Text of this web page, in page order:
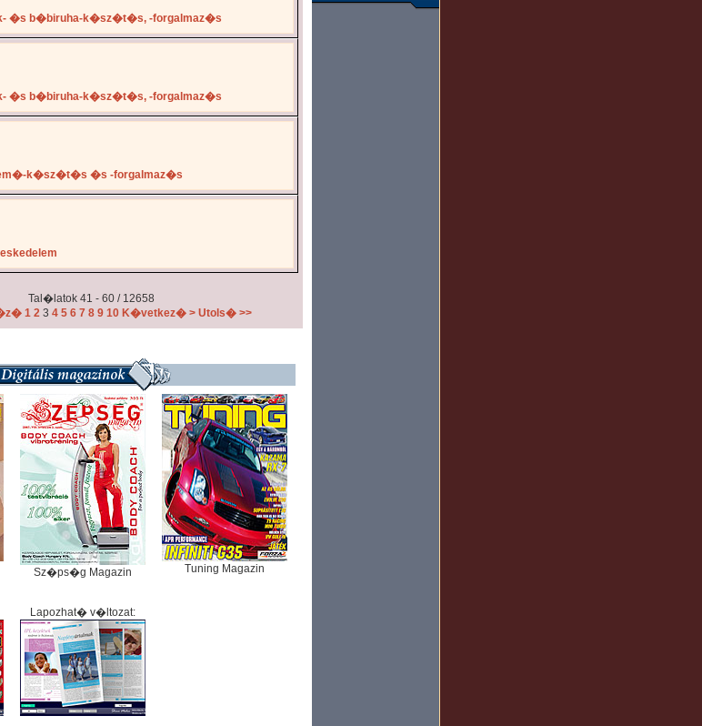
�s b�biruha-k�sz�t�s, -forgalmaz�s
�s b�biruha-k�sz�t�s, -forgalmaz�s
k�sz�t�s �s -forgalmaz�s
Tal�latok 41 - 60 / 12658
1 2 3 4 5 6 7 8 9 10 K�vetkez� > Utols� >>
Sz�ps�g Magazin Tuning Magazin
Lapozhat� v�ltozat: